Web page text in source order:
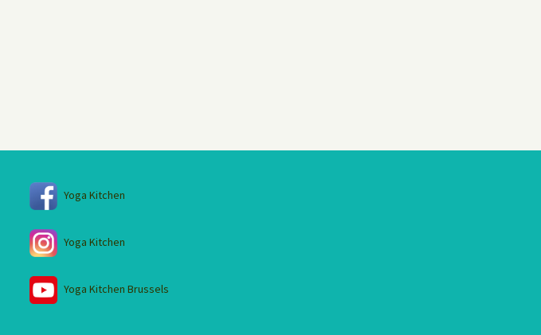
Yoga Kitchen
Yoga Kitchen
Yoga Kitchen Brussels